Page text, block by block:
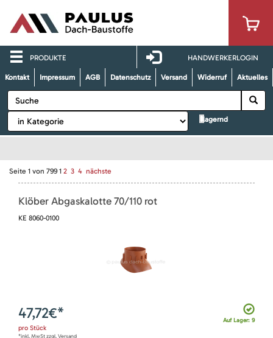
PRODUKTE HANDWERKERLOGIN
Kontakt Impressum AGB Datenschutz Versand Widerruf Aktuelles
lagernd
Seite 1 von 799 1 2 3 4 nächste
Klöber Abgaskalotte 70/110 rot
KE 8060-0100
Auf Lager: 9
47,72€*
pro Stück
*inkl. MwSt zzgl. Versand